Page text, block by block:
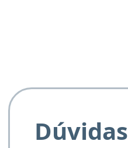
Dúvidas